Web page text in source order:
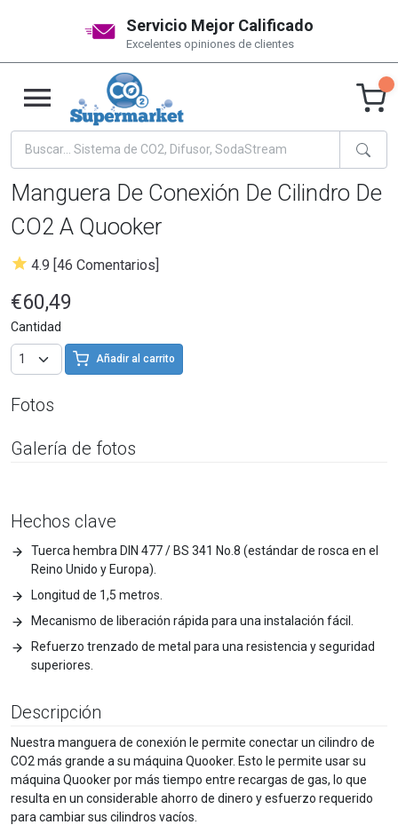
Servicio Mejor Calificado
Excelentes opiniones de clientes
Manguera De Conexión De Cilindro De
CO2 A Quooker
4.9 [46 Comentarios]
€60,49
Cantidad
Añadir al carrito
Hechos clave
Tuerca hembra DIN 477 / BS 341 No.8 (estándar de rosca en el
Reino Unido y Europa).
Longitud de 1,5 metros.
Mecanismo de liberación rápida para una instalación fácil.
Refuerzo trenzado de metal para una resistencia y seguridad
superiores.
Descripción
Nuestra manguera de conexión le permite conectar un cilindro de
CO2 más grande a su máquina Quooker. Esto le permite usar su
máquina Quooker por más tiempo entre recargas de gas, lo que
resulta en un considerable ahorro de dinero y esfuerzo requerido
para cambiar sus cilindros vacíos.
Fotos
Galería de fotos